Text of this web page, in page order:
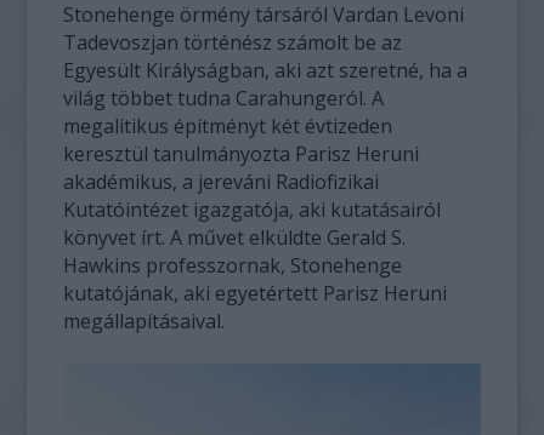
Stonehenge örmény társáról Vardan Levoni
Tadevoszjan történész számolt be az
Egyesült Királyságban, aki azt szeretné, ha a
világ többet tudna Carahungeról. A
megalitikus építményt két évtizeden
keresztül tanulmányozta Parisz Heruni
akadémikus, a jereváni Radiofizikai
Kutatóintézet igazgatója, aki kutatásairól
könyvet írt. A művet elküldte Gerald S.
Hawkins professzornak, Stonehenge
kutatójának, aki egyetértett Parisz Heruni
megállapításaival.